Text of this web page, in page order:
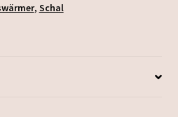
, Schal